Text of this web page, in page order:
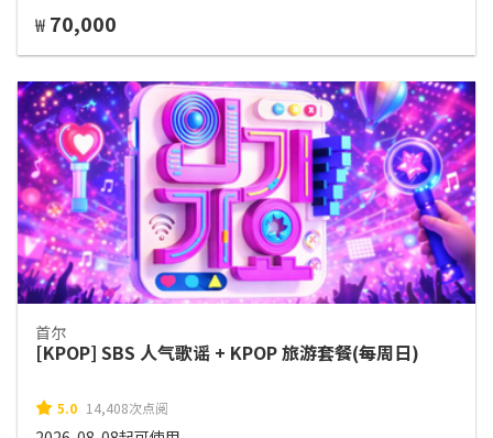
₩ 70,000
首尔
[KPOP] SBS 人气歌谣 + KPOP 旅游套餐(每周日)
5.0 14,408次点阅